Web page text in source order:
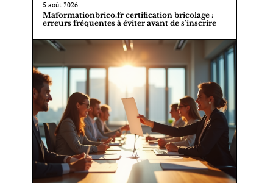
5 août 2026
Maformationbrico.fr certification bricolage :
erreurs fréquentes à éviter avant de s’inscrire